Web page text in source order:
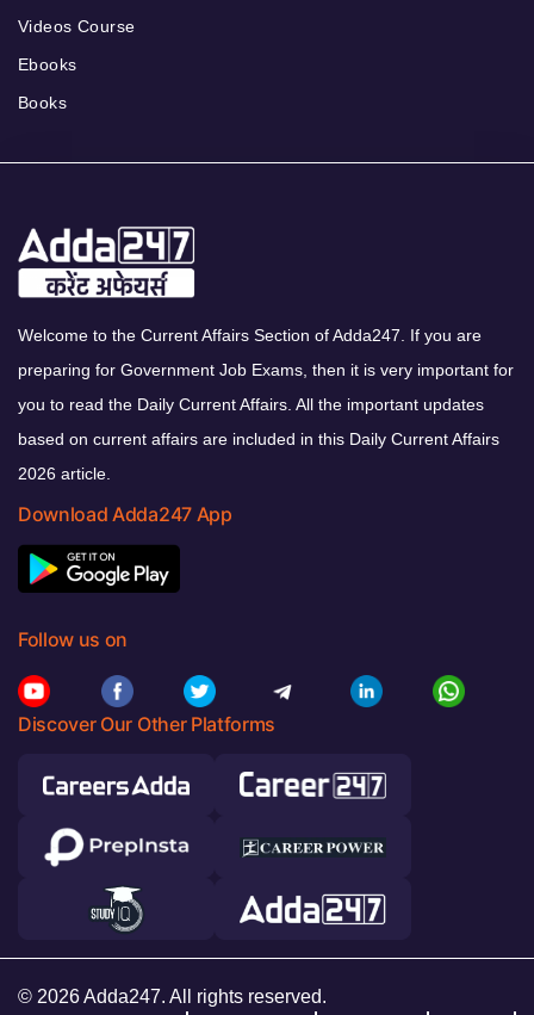
Videos Course
Ebooks
Books
Welcome to the Current Affairs Section of Adda247. If you are
preparing for Government Job Exams, then it is very important for
you to read the Daily Current Affairs. All the important updates
based on current affairs are included in this Daily Current Affairs
2026 article.
Download Adda247 App
Follow us on
Discover Our Other Platforms
© 2026 Adda247. All rights reserved.